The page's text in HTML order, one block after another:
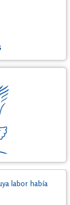
labor había